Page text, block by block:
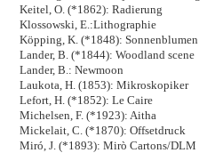
Keitel, O. (*1862): Radierung
Klossowski, E.:Lithographie
Köpping, K. (*1848): Sonnenblumen
Lander, B. (*1844): Woodland scene
Lander, B.: Newmoon
Laukota, H. (1853): Mikroskopiker
Lefort, H. (*1852): Le Caire
Michelsen, F. (*1923): Aitha
Mickelait, C. (*1870): Offsetdruck
Miró, J. (*1893): Mirò Cartons/DLM